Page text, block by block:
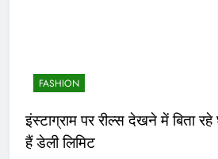
FASHION
इंस्टाग्राम पर रील्स देखने में बिता
हैं डेली लिमिट